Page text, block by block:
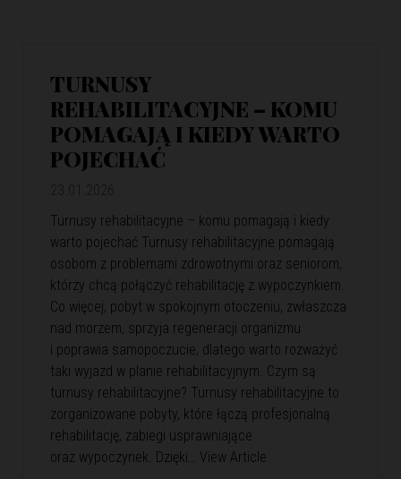
TURNUSY
REHABILITACYJNE – KOMU
POMAGAJĄ I KIEDY WARTO
POJECHAĆ
Turnusy rehabilitacyjne – komu pomagają i kiedy
warto pojechać Turnusy rehabilitacyjne pomagają
osobom z problemami zdrowotnymi oraz seniorom,
którzy chcą połączyć rehabilitację z wypoczynkiem.
Co więcej, pobyt w spokojnym otoczeniu, zwłaszcza
nad morzem, sprzyja regeneracji organizmu
i poprawia samopoczucie, dlatego warto rozważyć
taki wyjazd w planie rehabilitacyjnym. Czym są
turnusy rehabilitacyjne? Turnusy rehabilitacyjne to
zorganizowane pobyty, które łączą profesjonalną
rehabilitację, zabiegi usprawniające
oraz wypoczynek. Dzięki… View Article